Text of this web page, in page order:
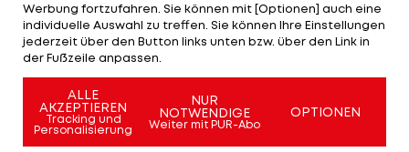
Ammanns letzte Podestplatzierung liegt
mittlerweile bereits über acht Jahre zurück.
Insgesamt gewann Ammann in seiner Karriere 23
Weltcup-Springen, sprang 2009/10 zum
Gesamtweltcup, wurde 2007 Großschanzen-
Werbung fortzufahren. Sie können mit [Optionen] auch eine
individuelle Auswahl zu treffen. Sie können Ihre Einstellungen
jederzeit über den Button links unten bzw. über den Link in
der Fußzeile anpassen.
ALLE
AKZEPTIEREN
Tracking und
Personalisierung
NUR
NOTWENDIGE
Weiter mit PUR-Abo
OPTIONEN